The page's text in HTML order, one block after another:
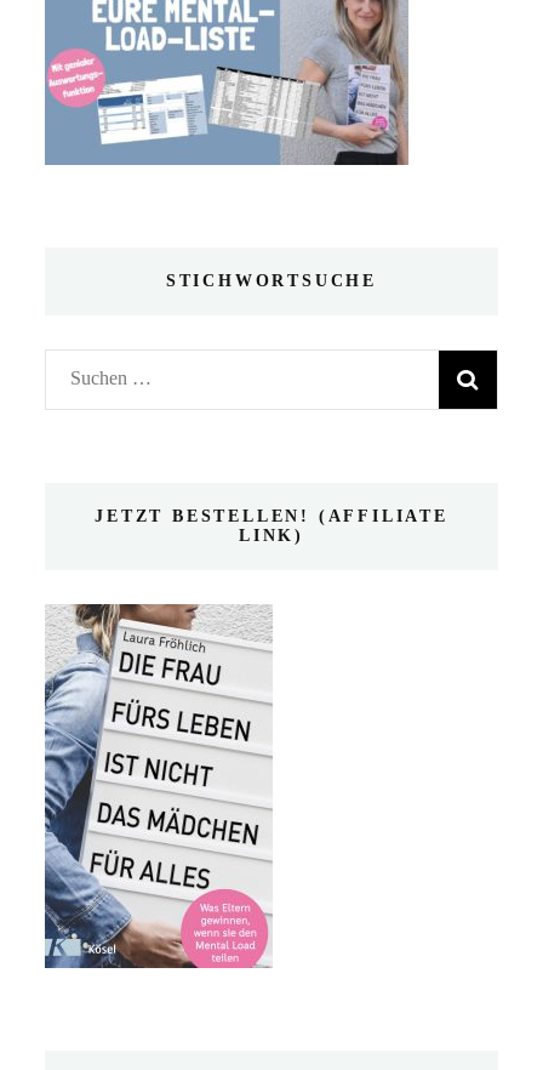
STICHWORTSUCHE
Suchen
nach:
JETZT BESTELLEN! (AFFILIATE
LINK)